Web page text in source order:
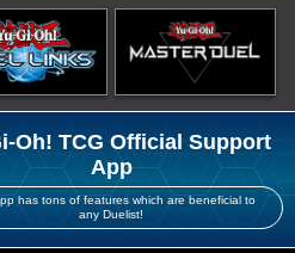
Oh! TCG Official Support
App
has tons of features which are beneficial to
any Duelist!